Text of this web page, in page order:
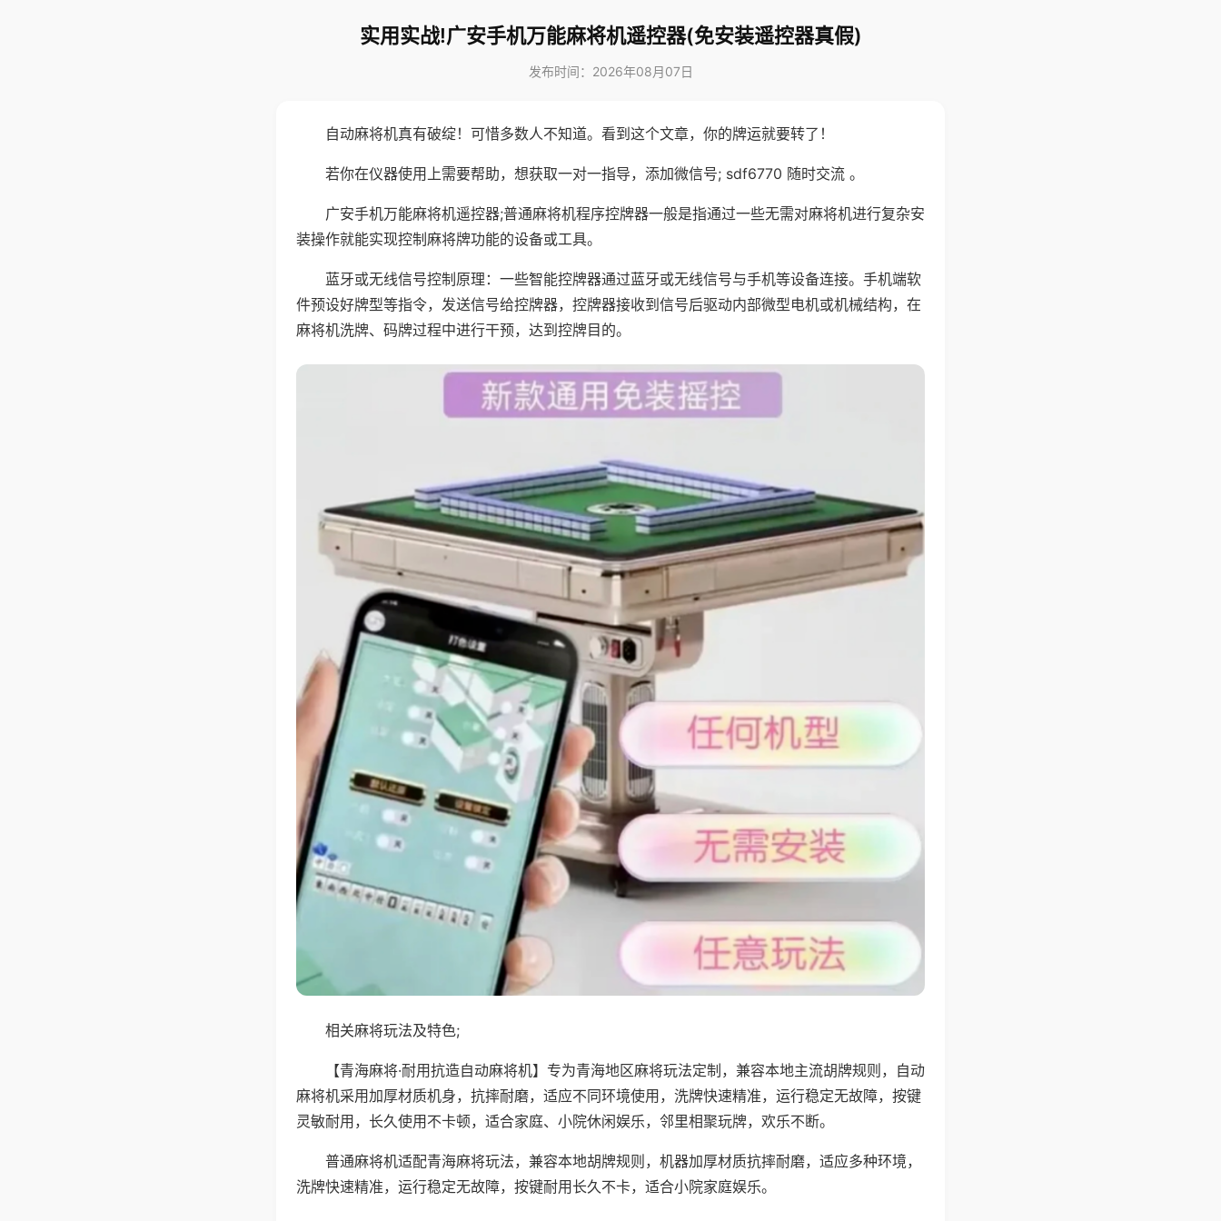
实用实战!广安手机万能麻将机遥控器(免安装遥控器真假)
发布时间：2026年08月07日
自动麻将机真有破绽！可惜多数人不知道。看到这个文章，你的牌运就要转了！
若你在仪器使用上需要帮助，想获取一对一指导，添加微信号; sdf6770 随时交流 。
广安手机万能麻将机遥控器;普通麻将机程序控牌器一般是指通过一些无需对麻将机进行复杂安
装操作就能实现控制麻将牌功能的设备或工具。
蓝牙或无线信号控制原理：一些智能控牌器通过蓝牙或无线信号与手机等设备连接。手机端软
件预设好牌型等指令，发送信号给控牌器，控牌器接收到信号后驱动内部微型电机或机械结构，在
麻将机洗牌、码牌过程中进行干预，达到控牌目的。
相关麻将玩法及特色;
【青海麻将·耐用抗造自动麻将机】专为青海地区麻将玩法定制，兼容本地主流胡牌规则，自动
麻将机采用加厚材质机身，抗摔耐磨，适应不同环境使用，洗牌快速精准，运行稳定无故障，按键
灵敏耐用，长久使用不卡顿，适合家庭、小院休闲娱乐，邻里相聚玩牌，欢乐不断。
普通麻将机适配青海麻将玩法，兼容本地胡牌规则，机器加厚材质抗摔耐磨，适应多种环境，
洗牌快速精准，运行稳定无故障，按键耐用长久不卡，适合小院家庭娱乐。